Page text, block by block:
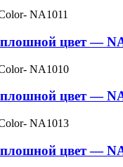
цвет —
цвет —
цвет —